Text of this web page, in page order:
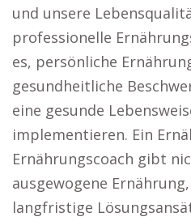
und unsere
professionelle
es, persönliche
gesundheitliche
eine gesunde
implementieren. Ein
Ernährungscoach gibt
ausgewogene
langfristige